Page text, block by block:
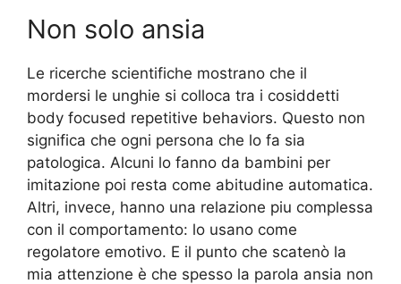
Non solo ansia
Le ricerche scientifiche mostrano che il
mordersi le unghie si colloca tra i cosiddetti
body focused repetitive behaviors. Questo non
significa che ogni persona che lo fa sia
patologica. Alcuni lo fanno da bambini per
imitazione poi resta come abitudine automatica.
Altri, invece, hanno una relazione piu complessa
con il comportamento: lo usano come
regolatore emotivo. E il punto che scatenò la
mia attenzione è che spesso la parola ansia non